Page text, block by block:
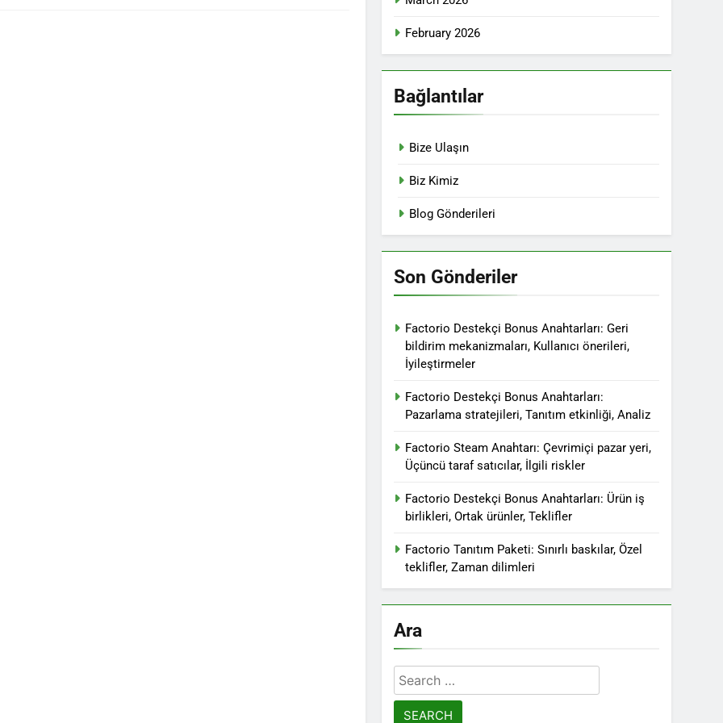
February 2026
Bağlantılar
Bize Ulaşın
Biz Kimiz
Blog Gönderileri
Son Gönderiler
Factorio Destekçi Bonus Anahtarları: Geri
bildirim mekanizmaları, Kullanıcı önerileri,
İyileştirmeler
Factorio Destekçi Bonus Anahtarları:
Pazarlama stratejileri, Tanıtım etkinliği, Analiz
Factorio Steam Anahtarı: Çevrimiçi pazar yeri,
Üçüncü taraf satıcılar, İlgili riskler
Factorio Destekçi Bonus Anahtarları: Ürün iş
birlikleri, Ortak ürünler, Teklifler
Factorio Tanıtım Paketi: Sınırlı baskılar, Özel
teklifler, Zaman dilimleri
Ara
Search
for: